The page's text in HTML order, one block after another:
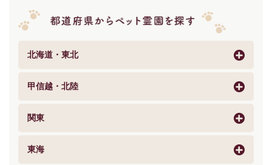
北海道・東北
甲信越・北陸
関東
東海